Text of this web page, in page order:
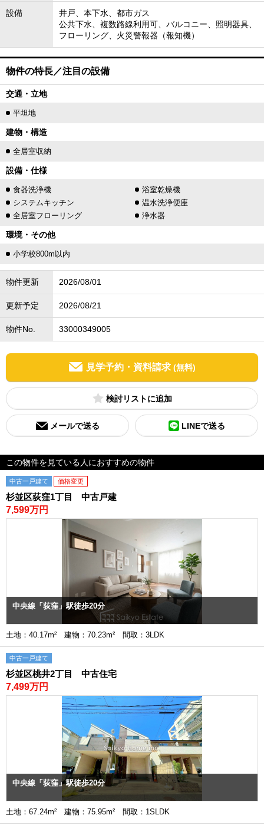
設備
井戸、本下水、都市ガス
公共下水、複数路線利用可、バルコニー、照明器具、
フローリング、火災警報器（報知機）
物件の特長／注目の設備
交通・立地
平坦地
建物・構造
全居室収納
設備・仕様
食器洗浄機
浴室乾燥機
システムキッチン
温水洗浄便座
全居室フローリング
浄水器
環境・その他
小学校800m以内
物件更新 2026/08/01
更新予定 2026/08/21
物件No. 33000349005
見学予約・資料請求 (無料)
検討リスト
メールで送る LINEで送る
この物件を見ている人におすすめの物件
中古一戸建て 価格変更
杉並区荻窪1丁目 中古戸建
7,599万円
中央線「荻窪」駅徒歩20分
土地：40.17m² 建物：70.23m² 間取：3LDK
中古一戸建て
杉並区桃井2丁目 中古住宅
7,499万円
中央線「荻窪」駅徒歩20分
土地：67.24m² 建物：75.95m² 間取：1SLDK